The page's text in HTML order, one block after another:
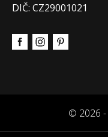
DIČ: CZ29001021
© 2026 -